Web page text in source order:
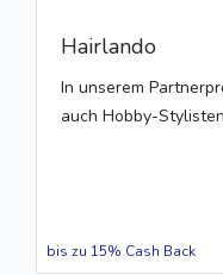
Hairlando
In unserem
auch Hobby-
bis zu 15% Cash Back